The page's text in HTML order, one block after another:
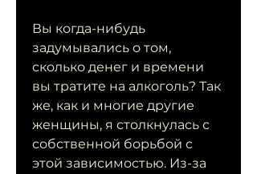
Вы когда-нибудь
задумывались о том,
сколько денег и времени
вы тратите на алкоголь? Так
же, как и многие другие
женщины, я столкнулась с
собственной борьбой с
этой зависимостью. Из-за